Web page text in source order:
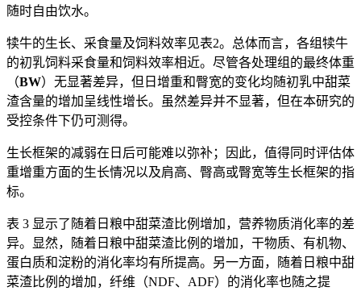
随时自由饮水。
犊牛的生长、采食量及饲料效率见表2。总体而言，各组犊牛
的初乳饲料采食量和饲料效率相近。尽管各处理组的最终体重
（BW）无显著差异，但日增重和臀宽的变化均随初乳中甜菜
渣含量的增加呈线性增长。虽然差异并不显著，但在本研究的
受控条件下仍可测得。
生长框架的减弱在日后可能难以弥补；因此，值得同时评估体
重增重方面的生长情况以及肩高、臀高或臀宽等生长框架的指
标。
表 3 显示了随着日粮中甜菜渣比例增加，营养物质消化率的差
异。显然，随着日粮中甜菜渣比例的增加，干物质、有机物、
蛋白质和淀粉的消化率均有所提高。另一方面，随着日粮中甜
菜渣比例的增加，纤维（NDF、ADF）的消化率也随之提